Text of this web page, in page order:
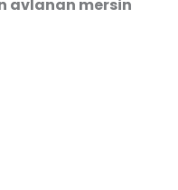
avlanan mersin